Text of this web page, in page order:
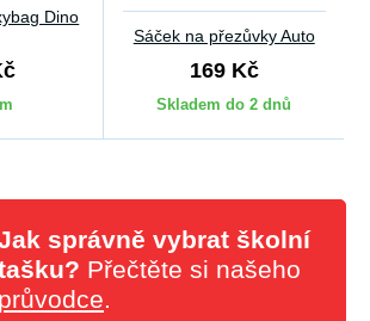
Dino
Sáček na přezůvky Auto
169 Kč
Skladem do 2 dnů
správně vybrat školní
Přečtěte si našeho
průvodce.